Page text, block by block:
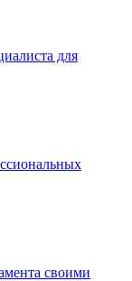
для
своими